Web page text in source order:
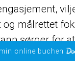
målrettet
sørger for
frisk og god
online buchen